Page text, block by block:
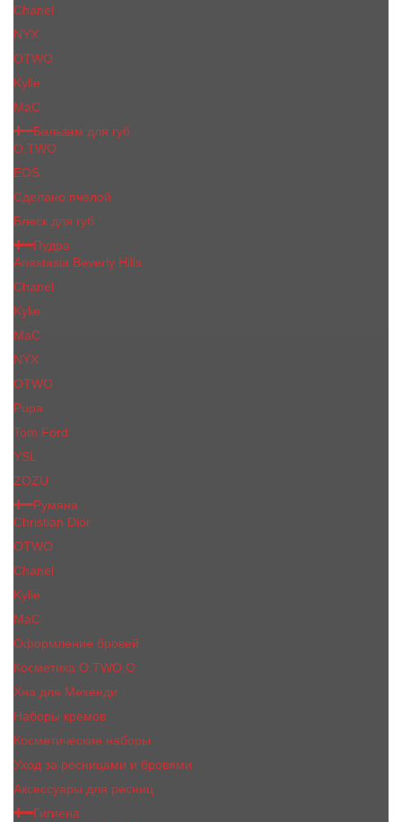
Chanel
NYX
OTWO
Kylie
МаС
Бальзам для губ
O.TWO
EOS
Сделано пчелой
Блеск для губ
Пудра
Anastasia Beverly Hills
Chanel
Kylie
MaC
NYX
OTWO
Pupa
Tom Ford
YSL
ZOZU
Румяна
Christian Dior
OTWO
Сhanеl
Kylie
MaC
Оформление бровей
Косметика O.TWO.O
Хна для Мехенди
Наборы кремов
Косметические наборы
Уход за ресницами и бровями
Аксессуары для ресниц
Гигиена